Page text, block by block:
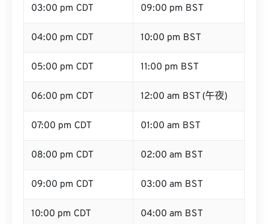
03:00 pm CDT 09:00 pm BST
04:00 pm CDT 10:00 pm BST
05:00 pm CDT 11:00 pm BST
06:00 pm CDT 12:00 am BST (午夜)
07:00 pm CDT 01:00 am BST
08:00 pm CDT 02:00 am BST
09:00 pm CDT 03:00 am BST
10:00 pm CDT 04:00 am BST